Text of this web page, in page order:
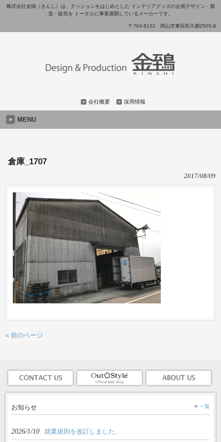
株式会社金鵄（きんし）は、クッションをはじめとした インテリアグッズの企画デザイン・製
造・販売を トータルに事業展開しているメーカーです。
〒704-8132 岡山市東区邑久郷2505-8
会社概要 採用情報
MENU
倉庫_1707
2017/08/09
« 前のページ
お知らせ 一覧
2026/1/10 就業規則を改訂しました。